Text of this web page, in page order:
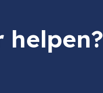
helpen?